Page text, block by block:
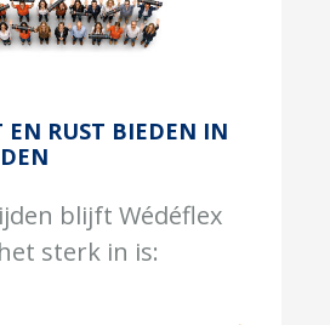
EN RUST BIEDEN IN
blijft Wédéflex
sterk in is: